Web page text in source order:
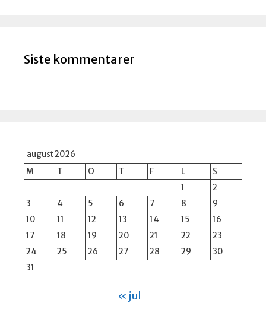
Siste kommentarer
august 2026
M
T O T F L
S
1
2
3
4 5 6 7 8
9
10
11 12 13 14 15
16
17
18 19 20 21 22
23
24
25 26 27 28 29
30
31
« jul